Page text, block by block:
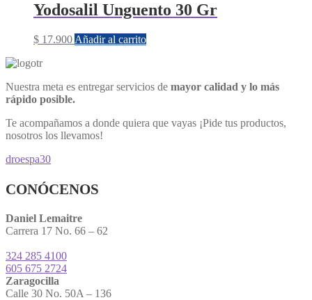
Yodosalil Unguento 30 Gr
$ 17.900 Añadir al carrito
Nuestra meta es entregar servicios de mayor calidad y lo más
rápido posible.
Te acompañamos a donde quiera que vayas ¡Pide tus productos,
nosotros los llevamos!
droespa30
CONÓCENOS
Daniel Lemaitre
Carrera 17 No. 66 – 62
324 285 4100
605 675 2724
Zaragocilla
Calle 30 No. 50A – 136